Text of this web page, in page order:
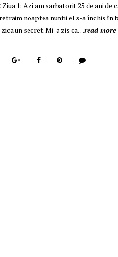
Ziua 1: Azi am sarbatorit 25 de ani
noaptea nuntii el s-a închis în
zica un secret. Mi-a zis ca…read more